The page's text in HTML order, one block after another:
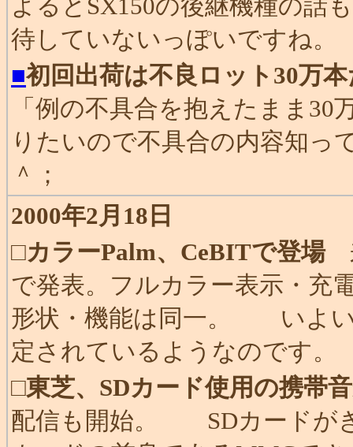
よるとSX150の後継機種の話
待していないっぽいですね。
■初回出荷は不良ロット30万
「例の不具合を抱えたまま
りたいので不具合の内容知っ
＾；
2000年2月18日
□カラーPalm、CeBITで登場
で発表。フルカラー表示・充
形状・機能は同一。 いよい
定されているようなのです。
□東芝、SDカード使用の携帯
配信も開始。 SDカードが